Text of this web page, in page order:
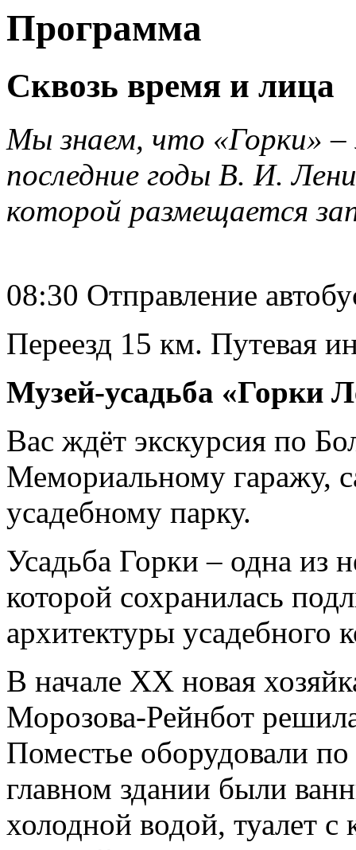
Программа
Сквозь время и лица
Мы знаем, что «Горки» –
последние годы В. И.
которой размещается
08:30 Отправление
Переезд 15 км. Путевая
Музей-усадьба «Горки
Вас ждёт экскурсия по
Мемориальному гаражу,
усадебному парку.
Усадьба Горки – одна из
которой сохранилась
архитектуры усадебного
В начале ХХ новая
Морозова-Рейнбот
Поместье оборудовали
главном здании были
холодной водой, туалет с